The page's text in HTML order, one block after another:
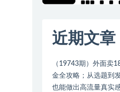
近期文章
（19743期）外面卖
金全攻略；从选题到
也能做出高流量真实